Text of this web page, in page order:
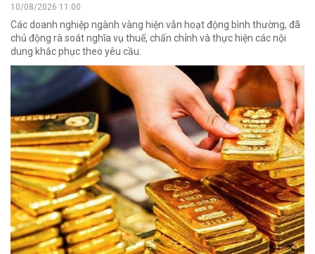
10/08/2026 11:00
Các doanh nghiệp ngành vàng hiện vẫn hoạt động bình thường, đã
chủ động rà soát nghĩa vụ thuế, chấn chỉnh và thực hiện các nội
dung khắc phục theo yêu cầu.